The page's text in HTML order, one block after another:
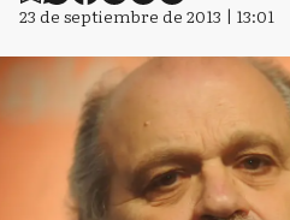
23 de septiembre de 2013 | 13:01